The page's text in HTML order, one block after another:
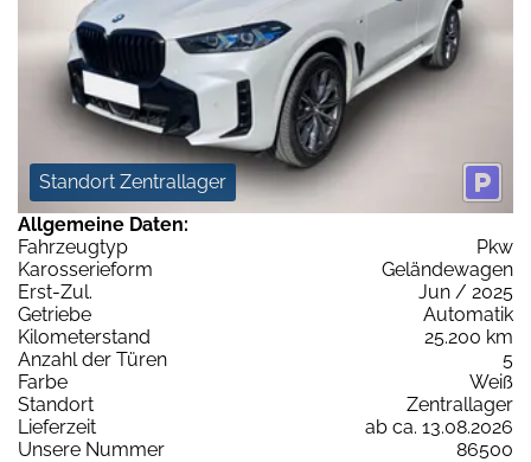
Standort Zentrallager
Allgemeine Daten:
Fahrzeugtyp
Pkw
Karosserieform
Geländewagen
Erst-Zul.
Jun / 2025
Getriebe
Automatik
Kilometerstand
25.200 km
Anzahl der Türen
5
Farbe
Weiß
Standort
Zentrallager
Lieferzeit
ab ca. 13.08.2026
Unsere Nummer
86500